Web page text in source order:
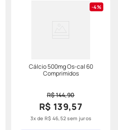
4%
Cálcio 500mg Os-cal 60
Comprimidos
R$ 144,90
R$ 139,57
3x de R$ 46,52sem juros